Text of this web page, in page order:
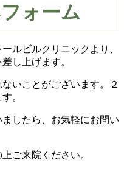
ォーム
ルビルクリニックより、
し上げます。
いことがございます。２
。
したら、お気軽にお問い
ご来院ください。